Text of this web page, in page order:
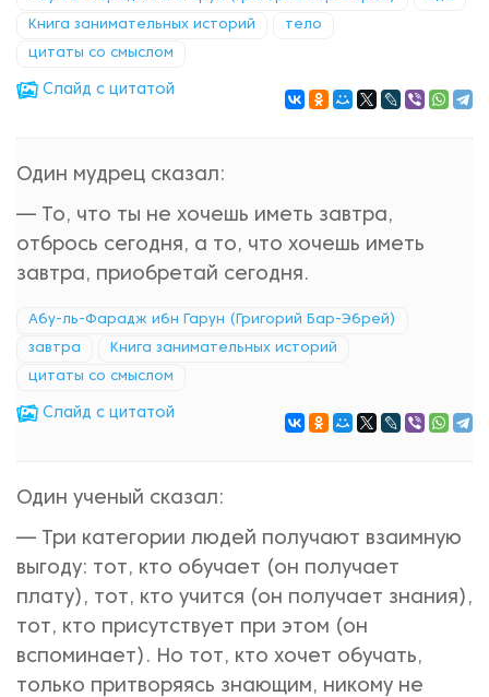
Книга занимательных историй тело
цитаты со смыслом
Cлайд с цитатой
Один мудрец сказал:
— То, что ты не хочешь иметь завтра,
отбрось сегодня, а то, что хочешь иметь
завтра, приобретай сегодня.
Абу-ль-Фарадж ибн Гарун (Григорий Бар-Эбрей)
завтра Книга занимательных историй
цитаты со смыслом
Cлайд с цитатой
Один ученый сказал:
— Три категории людей получают взаимную
выгоду: тот, кто обучает (он получает
плату), тот, кто учится (он получает знания),
тот, кто присутствует при этом (он
вспоминает). Но тот, кто хочет обучать,
только притворяясь знающим, никому не